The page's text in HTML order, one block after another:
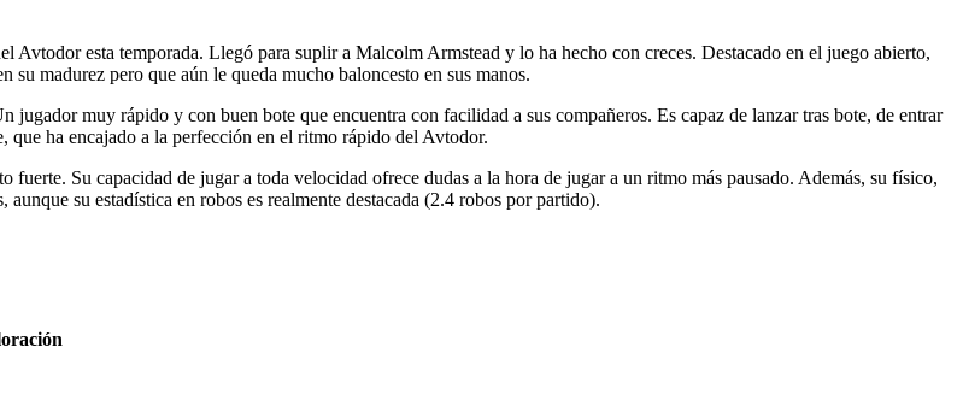
Avtodor esta temporada. Llegó para suplir a Malcolm Armstead y lo ha hecho con creces. Destacado en el juego abierto,
madurez pero que aún le queda mucho baloncesto en sus manos.
jugador muy rápido y con buen bote que encuentra con facilidad a sus compañeros. Es capaz de lanzar tras bote, de entrar
ha encajado a la perfección en el ritmo rápido del Avtodor.
Su capacidad de jugar a toda velocidad ofrece dudas a la hora de jugar a un ritmo más pausado. Además, su físico,
su estadística en robos es realmente destacada (2.4 robos por partido).